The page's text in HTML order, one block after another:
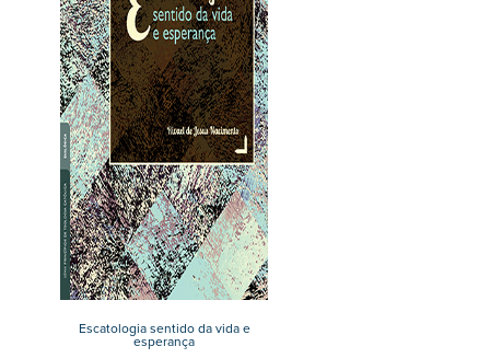
Escatologia sentido da vida e
esperança